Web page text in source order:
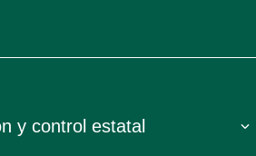
y control estatal